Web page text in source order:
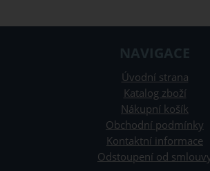
NAVIGACE
Úvodní strana
Katalog zboží
Nákupní košík
Obchodní podmínky
Kontaktní informace
Odstoupení od